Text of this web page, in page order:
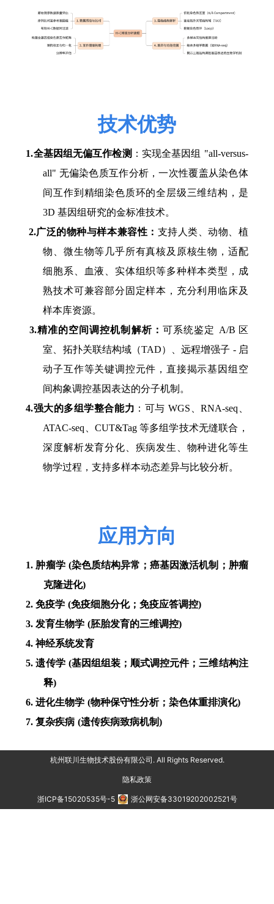
技术优势
1.全基因组无偏互作检测 ：实现全基因组 "all-versus-
all" 无偏染色质互作分析，一次性覆盖从染色体
间互作到精细染色质环的全层级三维结构，是
3D 基因组研究的金标准技术。
2.广泛的物种与样本兼容性 ： 支持人类、动物、植
物、微生物等几乎所有真核及原核生物，适配
细胞系、血液、实体组织等多种样本类型，成
熟技术可兼容部分固定样本，充分利用临床及
样本库资源。
3.精准的空间调控机制解析： 可系统鉴定 A/B 区
室、拓扑关联结构域（TAD）、远程增强子 - 启
动子互作等关键调控元件，直接揭示基因组空
间构象调控基因表达的分子机制。
4.强大的多组学整合能力 ：可与 WGS、RNA-seq、
ATAC-seq、CUT&Tag 等多组学技术无缝联合，
深度解析发育分化、疾病发生、物种进化等生
物学过程，支持多样本动态差异与比较分析。
应用方向
1. 肿瘤学 (染色质结构异常；癌基因激活机制；肿瘤
克隆进化)
2.免疫学 (免疫细胞分化；免疫应答调控)
3.发育生物学 (胚胎发育的三维调控)
4. 神经系统发育
5.遗传学 (基因组组装；顺式调控元件；三维结构注
释)
6.进化生物学 (物种保守性分析；染色体重排演化)
7.复杂疾病 (遗传疾病致病机制)
杭州联川生物技术股份有限公司. All Rights Reserved.
隐私政策
浙ICP备15020535号-5 浙公网安备33019202002521号